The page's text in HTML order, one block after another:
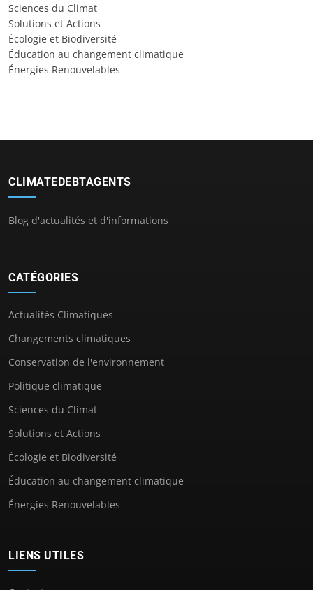
Sciences du Climat
Solutions et Actions
Écologie et Biodiversité
Éducation au changement climatique
Énergies Renouvelables
CLIMATEDEBTAGENTS
Blog d'actualités et d'informations
CATÉGORIES
Actualités Climatiques
Changements climatiques
Conservation de l'environnement
Politique climatique
Sciences du Climat
Solutions et Actions
Écologie et Biodiversité
Éducation au changement climatique
Énergies Renouvelables
LIENS UTILES